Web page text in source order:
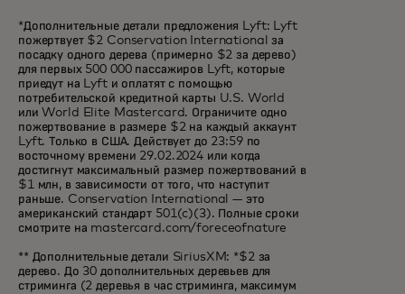
*Дополнительные детали предложения Lyft: Lyft
пожертвует $2 Conservation International за
посадку одного дерева (примерно $2 за дерево)
для первых 500 000 пассажиров Lyft, которые
приедут на Lyft и оплатят с помощью
потребительской кредитной карты U.S. World
или World Elite Mastercard. Ограничите одно
пожертвование в размере $2 на каждый аккаунт
Lyft. Только в США. Действует до 23:59 по
восточному времени 29.02.2024 или когда
достигнут максимальный размер пожертвований в
$1 млн, в зависимости от того, что наступит
раньше. Conservation International — это
американский стандарт 501(c)(3). Полные сроки
смотрите на mastercard.com/foreceofnature​
** Дополнительные детали SiriusXM: *$2 за
дерево. До 30 дополнительных деревьев для
стриминга (2 деревья в час стриминга, максимум